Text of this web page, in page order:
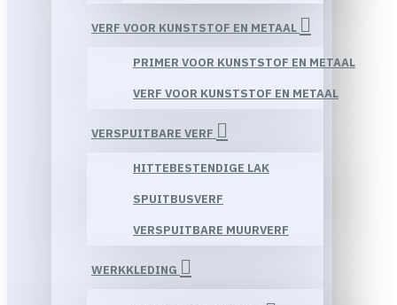
VERF VOOR KUNSTSTOF EN METAAL
PRIMER VOOR KUNSTSTOF EN METAAL
VERF VOOR KUNSTSTOF EN METAAL
VERSPUITBARE VERF
HITTEBESTENDIGE LAK
SPUITBUSVERF
VERSPUITBARE MUURVERF
WERKKLEDING